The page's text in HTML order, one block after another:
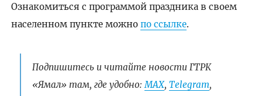
Ознакомиться с программой праздника в своем
населенном пункте можно по ссылке.
Подпишитесь и читайте новости ГТРК
«Ямал» там, где удобно:МАХ, Telegram,